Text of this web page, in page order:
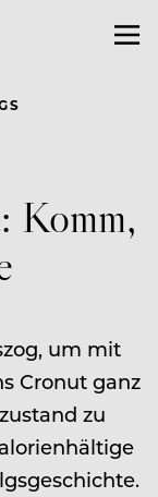
Komm,
um mit
Cronut ganz
zu